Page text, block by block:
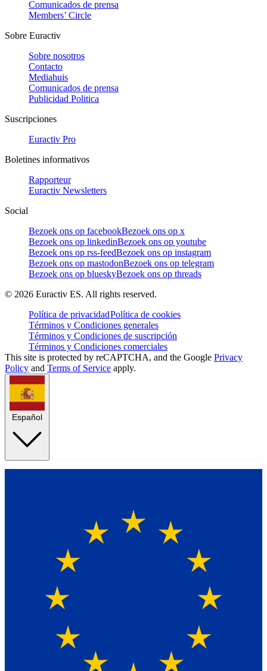
Comunicados de prensa
Members’ Circle
Sobre Euractiv
Sobre nosotros
Contacto
Mediahuis
Comunicados de prensa
Publicidad Politica
Suscripciones
Euractiv Pro
Boletines informativos
Rapporteur
Euractiv Newsletters
Social
Bezoek ons op facebookBezoek ons op x
Bezoek ons op linkedinBezoek ons op youtube
Bezoek ons op rss-feedBezoek ons op instagram
Bezoek ons op mastodonBezoek ons op telegram
Bezoek ons op blueskyBezoek ons op threads
© 2026 Euractiv ES. All rights reserved.
Política de privacidadPolítica de cookies
Términos y Condiciones generales
Términos y Condiciones de suscripción
Términos y Condiciones comerciales
This site is protected by reCAPTCHA, and the Google Privacy
Policy and Terms of Service apply.
Español